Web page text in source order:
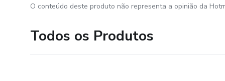
O conteúdo deste produto não representa a opinião da
Todos os Produtos